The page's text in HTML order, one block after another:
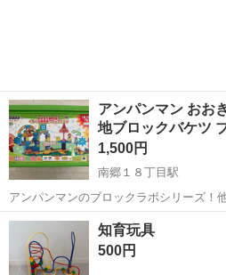
アンパンマン おお
地ブロックバケツ
1,500円
南郷１８丁目駅
アンパンマンのブロックラボシリーズ！
とも組み合わせることができるので、さ
セット内容: アンパンマンブロック - 箱サ
【商...
北海道 札幌市 南郷１８丁目駅
知育玩具
500円